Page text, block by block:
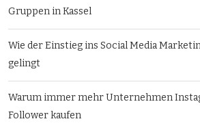
Gruppen in Kassel
Wie der Einstieg ins Social Media
gelingt
Warum immer mehr Unternehmen
Follower kaufen